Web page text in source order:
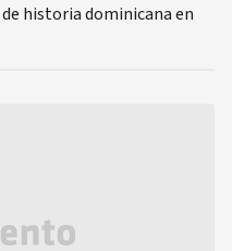
historia dominicana en